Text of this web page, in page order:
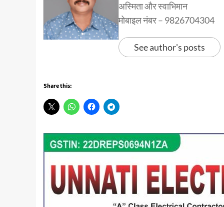
अस्मिता और स्वाभिमान
मोबाइल नंबर – 9826704304
See author's posts
Share this: